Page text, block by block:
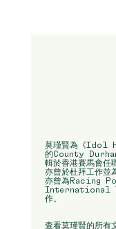
莫瑾賢為《Idol
的County
輯於香港賽馬會任
亦曾於杜拜工作並
亦曾為Racing
International
作。
查看莫瑾賢的所有